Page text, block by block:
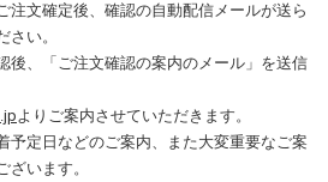
注文確定後、確認の自動配信メールが送ら
い。
後、「ご注文確認の案内のメール」を送信
よりご案内させていただきます。
予定日などのご案内、また大変重要なご案
ざいます。